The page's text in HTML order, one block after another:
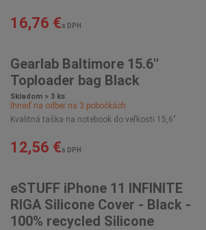
16,76 €s DPH
Gearlab Baltimore 15.6''
Toploader bag Black
Skladom > 3 ks
Ihneď na odber na 3 pobočkách
Kvalitná taška na notebook do veľkosti 15,6"
12,56 €s DPH
eSTUFF iPhone 11 INFINITE
RIGA Silicone Cover - Black -
100% recycled Silicone